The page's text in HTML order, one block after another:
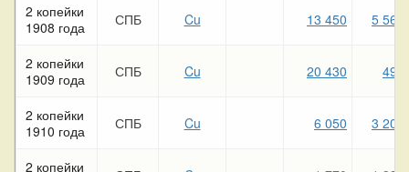
2 копейки
1908 года
СПБ Cu 13 450 5 560
2 копейки
1909 года
СПБ Cu 20 430 490
2 копейки
1910 года
СПБ Cu 6 050 3 200
2 копейки